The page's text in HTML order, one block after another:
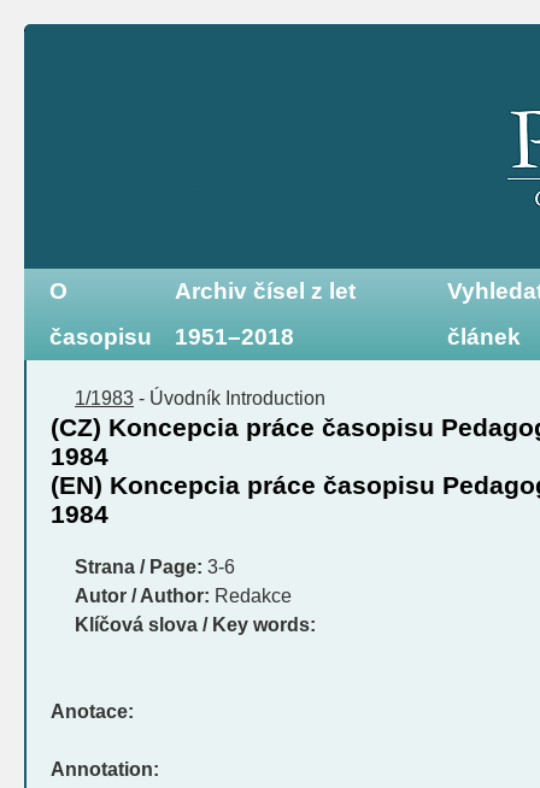
O
časopisu
Archiv čísel z let
1951–2018
článek
1/1983 - Úvodník Introduction
(CZ) Koncepcia práce časopisu
1984
(EN) Koncepcia práce časopisu
1984
Strana / Page: 3-6
Autor / Author: Redakce
Klíčová slova / Key words:
Anotace:
Annotation: